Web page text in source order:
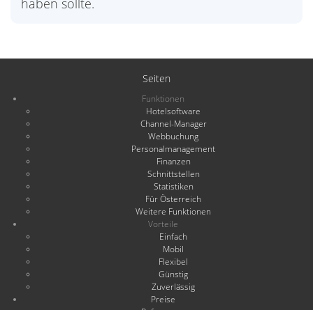
haben sollte.
Seiten
Funktionen
Hotelsoftware
Channel-Manager
Webbuchung
Personalmanagement
Finanzen
Schnittstellen
Statistiken
Für Österreich
Weitere Funktionen
Vorteile
Einfach
Mobil
Flexibel
Günstig
Zuverlässig
Preise